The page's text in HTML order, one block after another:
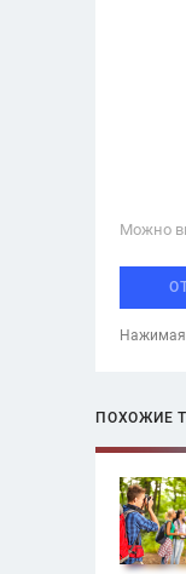
Можно
Нажимая
ПОХОЖИЕ